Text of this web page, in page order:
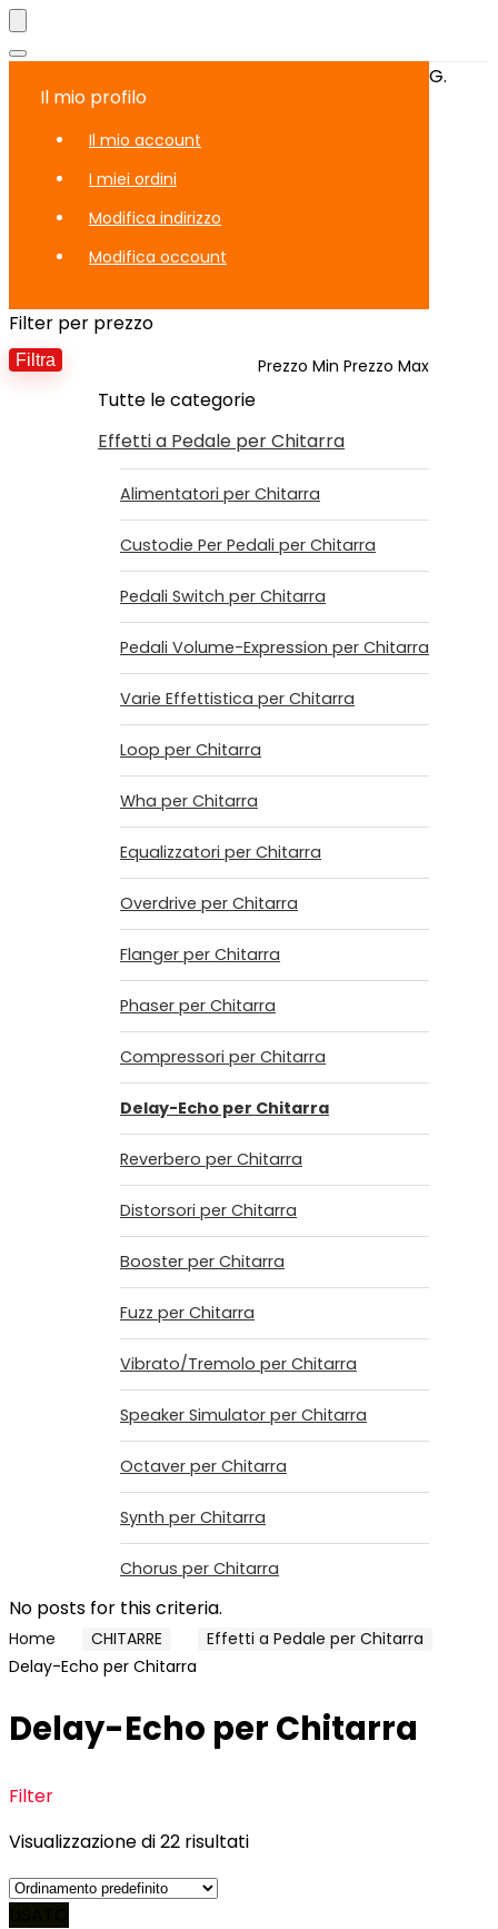
Il mio profilo
Il mio account
I miei ordini
Modifica indirizzo
Modifica occount
Filter per prezzo
Prezzo Min Prezzo Max
Filtra
Tutte le categorie
Effetti a Pedale per Chitarra
Alimentatori per Chitarra
Custodie Per Pedali per Chitarra
Pedali Switch per Chitarra
Pedali Volume-Expression per Chitarra
Varie Effettistica per Chitarra
Loop per Chitarra
Wha per Chitarra
Equalizzatori per Chitarra
Overdrive per Chitarra
Flanger per Chitarra
Phaser per Chitarra
Compressori per Chitarra
Delay-Echo per Chitarra
Reverbero per Chitarra
Distorsori per Chitarra
Booster per Chitarra
Fuzz per Chitarra
Vibrato/Tremolo per Chitarra
Speaker Simulator per Chitarra
Octaver per Chitarra
Synth per Chitarra
Chorus per Chitarra
No posts for this criteria.
Home CHITARRE
Effetti a Pedale per Chitarra
Delay-Echo per Chitarra
Delay-Echo per Chitarra
Filter
Visualizzazione di 22 risultati
G.